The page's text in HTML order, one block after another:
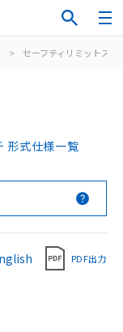
> セーフティリミットスイ
形式仕様一覧
PDF出力